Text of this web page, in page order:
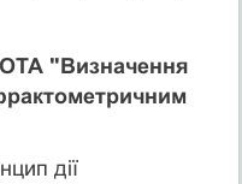
"Визначення
дії